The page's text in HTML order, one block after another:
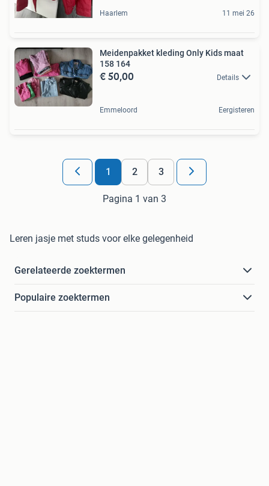
Haarlem 11 mei 26
Meidenpakket kleding Only Kids maat
158 164
€ 50,00 Details
Emmeloord Eergisteren
1 2 3
Pagina 1 van 3
Leren jasje met studs voor elke gelegenheid
Gerelateerde zoektermen
Populaire zoektermen